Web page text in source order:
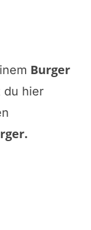
Burger
du hier
.